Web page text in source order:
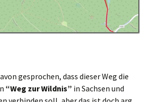
gesprochen, dass dieser Weg die
“Weg zur Wildnis” in Sachsen und